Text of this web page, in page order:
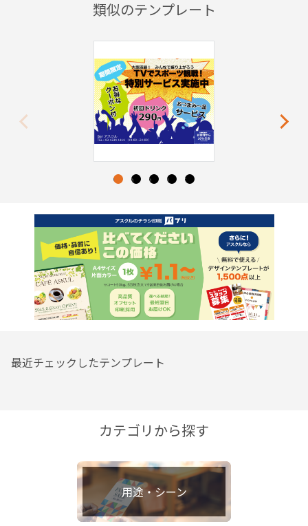
類似のテンプレート
Next
1 2 3 4 5
最近チェックしたテンプレート
カテゴリから探す
用途・シーン